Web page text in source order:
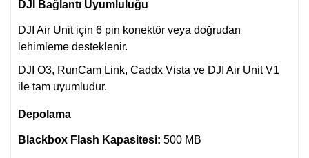
DJI Bağlantı Uyumluluğu
DJI Air Unit için 6 pin konektör veya doğrudan
lehimleme desteklenir.
DJI O3, RunCam Link, Caddx Vista ve DJI Air Unit V1
ile tam uyumludur.
Depolama
Blackbox Flash Kapasitesi: 500 MB